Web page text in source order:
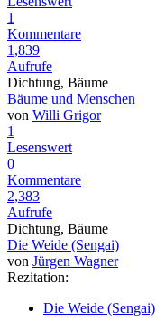
1
Kommentare
1,839
Aufrufe
Dichtung, Bäume
Bäume und Menschen
von Willi Grigor
1
Lesenswert
0
Kommentare
2,383
Aufrufe
Dichtung, Bäume
Die Weide (Sengai)
von Jürgen Wagner
Rezitation:
Die Weide (Sengai)